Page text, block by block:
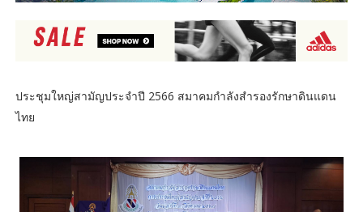
ประชุมใหญ่สามัญประจำปี​ 2566 สมาคมกำลังสำรองรักษาดินแดน
ไทย